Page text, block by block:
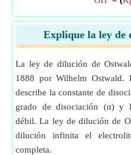
Explique la ley de
La ley de dilución de
1888 por Wilhelm
describe la constante de
grado de disociación (α) y
débil. La ley de dilución de
dilución infinita el
completa.